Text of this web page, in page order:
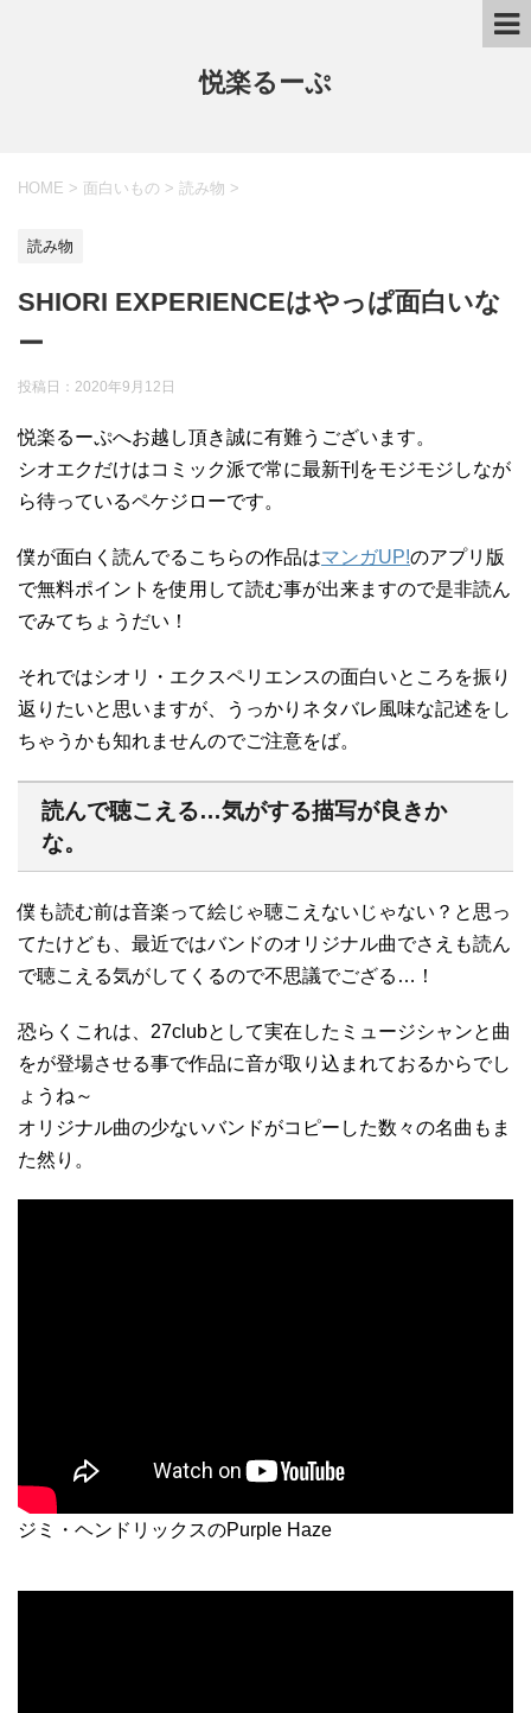
悦楽るーぷ
HOME > 面白いもの > 読み物 >
読み物
SHIORI EXPERIENCEはやっぱ面白いな
ー
投稿日： 2020年9月12日
悦楽るーぷへお越し頂き誠に有難うございます。
シオエクだけはコミック派で常に最新刊をモジモジしなが
ら待っているペケジローです。
僕が面白く読んでるこちらの作品はマンガUP!のアプリ版
で無料ポイントを使用して読む事が出来ますので是非読ん
でみてちょうだい！
それではシオリ・エクスペリエンスの面白いところを振り
返りたいと思いますが、うっかりネタバレ風味な記述をし
ちゃうかも知れませんのでご注意をば。
読んで聴こえる…気がする描写が良きか
な。
僕も読む前は音楽って絵じゃ聴こえないじゃない？と思っ
てたけども、最近ではバンドのオリジナル曲でさえも読ん
で聴こえる気がしてくるので不思議でござる…！
恐らくこれは、27clubとして実在したミュージシャンと曲
をが登場させる事で作品に音が取り込まれておるからでし
ょうね～
オリジナル曲の少ないバンドがコピーした数々の名曲もま
た然り。
ジミ・ヘンドリックスのPurple Haze